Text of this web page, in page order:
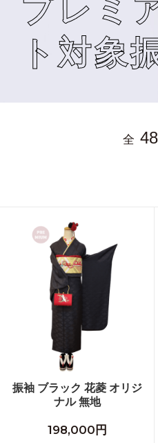
プレミ
ト対象
全 48
振袖 ブラック 花菱 オリジ
ナル 無地
198,000円